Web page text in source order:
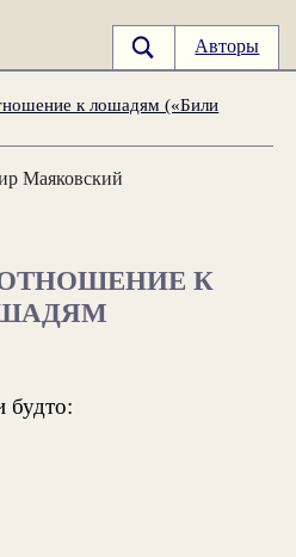
Авторы
к лошадям («Били
Маяковский
К
будто: